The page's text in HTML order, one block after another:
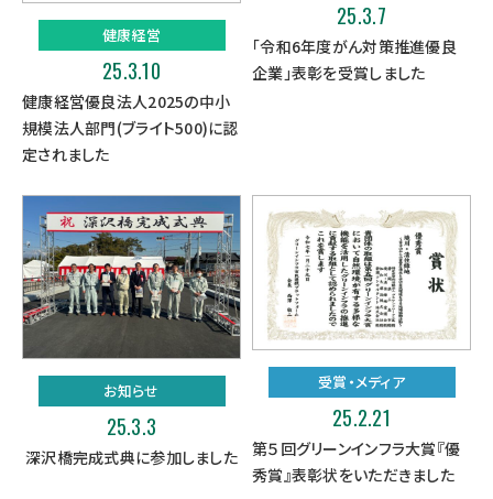
健康経営
25.3.10
健康経営優良法人2025の中小
規模法人部門(ブライト500)に認
定されました
25.3.7
「令和6年度がん対策推進優良
企業」表彰を受賞しました
お知らせ
25.3.3
深沢橋完成式典に参加しました
受賞・メディア
25.2.21
第５回グリーンインフラ大賞『優
秀賞』表彰状をいただきました